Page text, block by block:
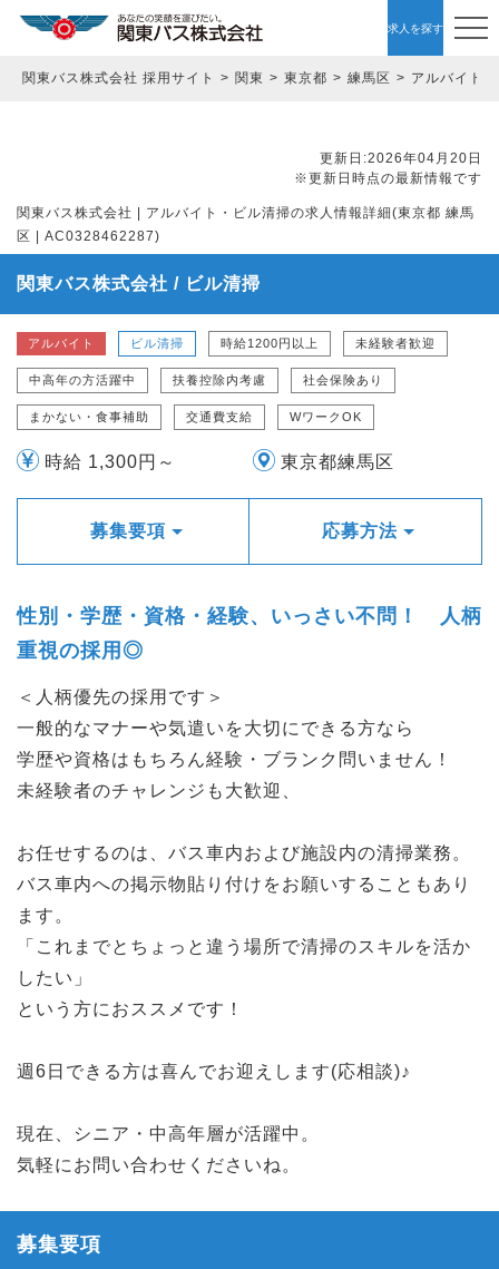
求人を探す
関東バス株式会社 採用サイト 関東 東京都 練馬区 アルバイト
更新日:2026年04月20日
※更新日時点の最新情報です
関東バス株式会社 | アルバイト・ビル清掃の求人情報詳細(東京都 練馬
区 | AC0328462287)
関東バス株式会社 / ビル清掃
アルバイト ビル清掃 時給1200円以上 未経験者歓迎
中高年の方活躍中 扶養控除内考慮 社会保険あり
まかない・食事補助 交通費支給 WワークOK
時給 1,300円～ 東京都練馬区
募集要項 応募方法
性別・学歴・資格・経験、いっさい不問！ 人柄
重視の採用◎
＜人柄優先の採用です＞
一般的なマナーや気遣いを大切にできる方なら
学歴や資格はもちろん経験・ブランク問いません！
未経験者のチャレンジも大歓迎、
お任せするのは、バス車内および施設内の清掃業務。
バス車内への掲示物貼り付けをお願いすることもあり
ます。
「これまでとちょっと違う場所で清掃のスキルを活か
したい」
という方におススメです！
週6日できる方は喜んでお迎えします(応相談)♪
現在、シニア・中高年層が活躍中。
気軽にお問い合わせくださいね。
募集要項